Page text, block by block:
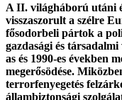
A II. világháború utáni
visszaszorult a szélre
fősodorbeli pártok a
gazdasági és
as és 1990-es években
megerősödése.
terrorfenyegetés
állambiztonsági